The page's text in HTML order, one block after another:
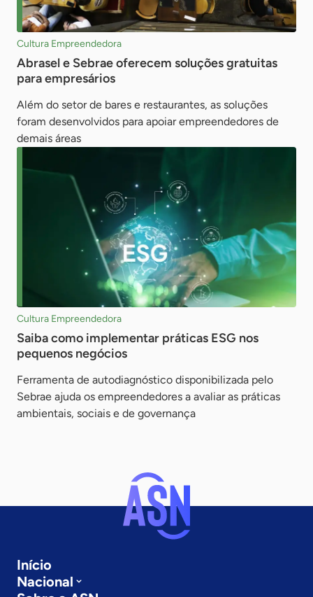
Cultura Empreendedora
Abrasel e Sebrae oferecem soluções gratuitas
para empresários
Além do setor de bares e restaurantes, as soluções
foram desenvolvidos para apoiar empreendedores de
demais áreas
Cultura Empreendedora
Saiba como implementar práticas ESG nos
pequenos negócios
Ferramenta de autodiagnóstico disponibilizada pelo
Sebrae ajuda os empreendedores a avaliar as práticas
ambientais, sociais e de governança
Início
Nacional